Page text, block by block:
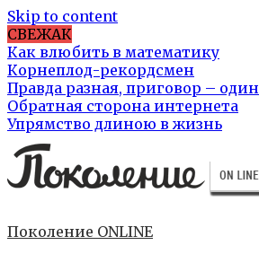
Skip to content
СВЕЖАК
Как влюбить в математику
Корнеплод-рекордсмен
Правда разная, приговор – один
Обратная сторона интернета
Упрямство длиною в жизнь
Поколение ONLINE